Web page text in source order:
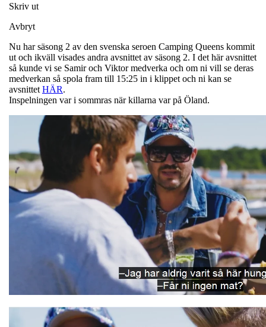
Skriv ut
Avbryt
Nu har säsong 2 av den svenska seroen Camping Queens kommit
ut och ikväll visades andra avsnittet av säsong 2. I det här avsnittet
så kunde vi se Samir och Viktor medverka och om ni vill se deras
medverkan så spola fram till 15:25 in i klippet och ni kan se
avsnittet HÄR.
Inspelningen var i sommras när killarna var på Öland.